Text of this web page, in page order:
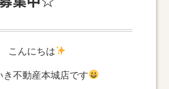
こんにちは
き不動産本城店です